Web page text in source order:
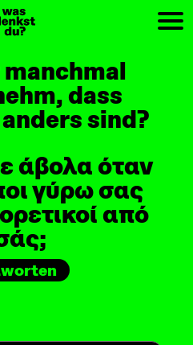
dass
sind?
άβολα όταν
γύρω σας
από